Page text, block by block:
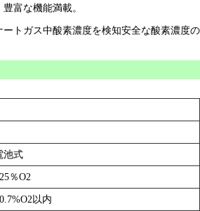
富な機能満載。
トガス中酸素濃度を検知安全な酸素濃度の
池式
％O2
以内